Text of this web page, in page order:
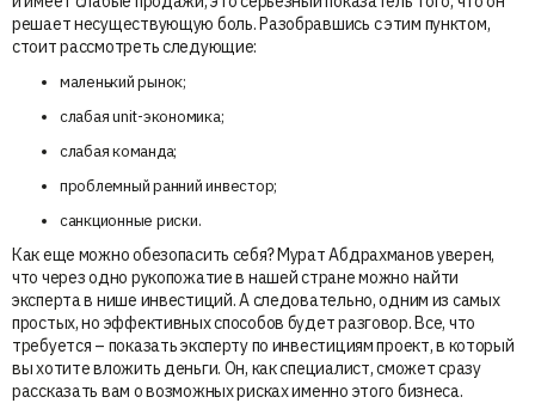
решает несуществующую боль. Разобравшись с этим пунктом,
стоит рассмотреть следующие:
маленький рынок;
слабая unit-экономика;
слабая команда;
проблемный ранний инвестор;
санкционные риски.
Как еще можно обезопасить себя? Мурат Абдрахманов уверен,
что через одно рукопожатие в нашей стране можно найти
эксперта в нише инвестиций. А следовательно, одним из самых
простых, но эффективных способов будет разговор. Все, что
требуется – показать эксперту по инвестициям проект, в который
вы хотите вложить деньги. Он, как специалист, сможет сразу
рассказать вам о возможных рисках именно этого бизнеса.